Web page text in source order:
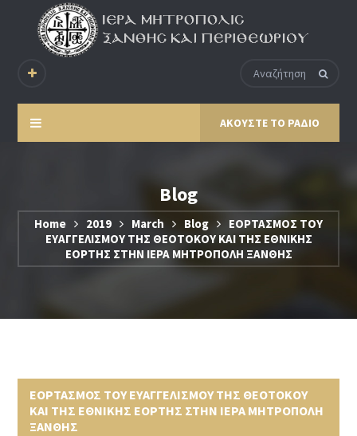
ΑΚΟΥΣΤΕ ΤΟ ΡΑΔΙΟ
Blog
Home 2019 March Blog
ΕΟΡΤΑΣΜΟΣ ΤΟΥ
ΕΥΑΓΓΕΛΙΣΜΟΥ ΤΗΣ ΘΕΟΤΟΚΟΥ ΚΑΙ ΤΗΣ ΕΘΝΙΚΗΣ
ΕΟΡΤΗΣ ΣΤΗΝ ΙΕΡΑ ΜΗΤΡΟΠΟΛΗ ΞΑΝΘΗΣ
ΕΟΡΤΑΣΜΟΣ ΤΟΥ ΕΥΑΓΓΕΛΙΣΜΟΥ ΤΗΣ ΘΕΟΤΟΚΟΥ
ΚΑΙ ΤΗΣ ΕΘΝΙΚΗΣ ΕΟΡΤΗΣ ΣΤΗΝ ΙΕΡΑ ΜΗΤΡΟΠΟΛΗ
ΞΑΝΘΗΣ